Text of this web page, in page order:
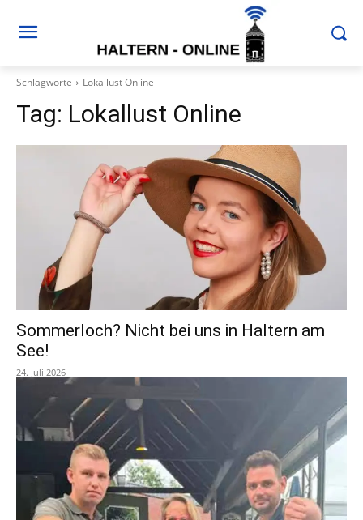
Schlagworte Lokallust Online
Tag: Lokallust Online
Sommerloch? Nicht bei uns in Haltern am
See!
24. Juli 2026